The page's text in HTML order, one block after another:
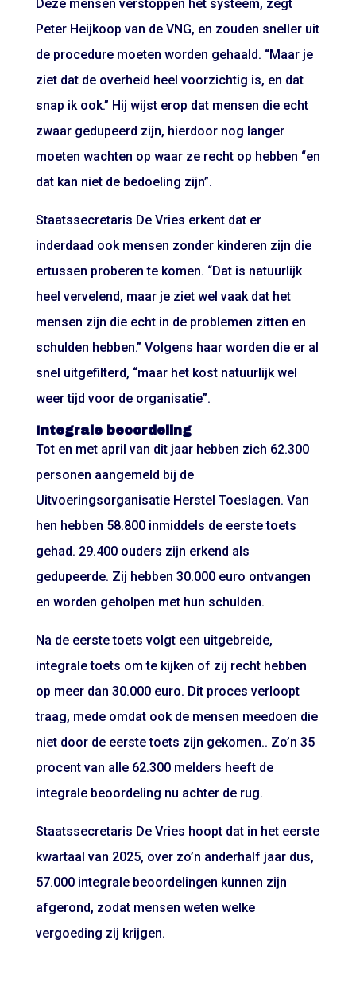
Deze mensen verstoppen het systeem, zegt
Peter Heijkoop van de VNG, en zouden sneller uit
de procedure moeten worden gehaald. “Maar je
ziet dat de overheid heel voorzichtig is, en dat
snap ik ook.” Hij wijst erop dat mensen die echt
zwaar gedupeerd zijn, hierdoor nog langer
moeten wachten op waar ze recht op hebben “en
dat kan niet de bedoeling zijn”.
Staatssecretaris De Vries erkent dat er
inderdaad ook mensen zonder kinderen zijn die
ertussen proberen te komen. “Dat is natuurlijk
heel vervelend, maar je ziet wel vaak dat het
mensen zijn die echt in de problemen zitten en
schulden hebben.” Volgens haar worden die er al
snel uitgefilterd, “maar het kost natuurlijk wel
weer tijd voor de organisatie”.
Integrale beoordeling
Tot en met april van dit jaar hebben zich 62.300
personen aangemeld bij de
Uitvoeringsorganisatie Herstel Toeslagen. Van
hen hebben 58.800 inmiddels de eerste toets
gehad. 29.400 ouders zijn erkend als
gedupeerde. Zij hebben 30.000 euro ontvangen
en worden geholpen met hun schulden.
Na de eerste toets volgt een uitgebreide,
integrale toets om te kijken of zij recht hebben
op meer dan 30.000 euro. Dit proces verloopt
traag, mede omdat ook de mensen meedoen die
niet door de eerste toets zijn gekomen.. Zo’n 35
procent van alle 62.300 melders heeft de
integrale beoordeling nu achter de rug.
Staatssecretaris De Vries hoopt dat in het eerste
kwartaal van 2025, over zo’n anderhalf jaar dus,
57.000 integrale beoordelingen kunnen zijn
afgerond, zodat mensen weten welke
vergoeding zij krijgen.